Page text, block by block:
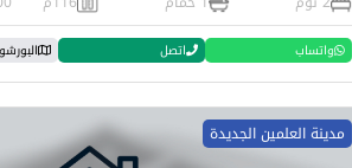
واتساب اتصل
مدينة العلمين الجديدة